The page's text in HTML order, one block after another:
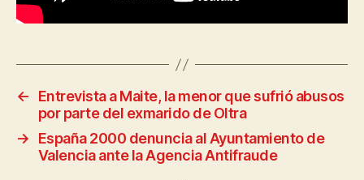
←
Entrevista a Maite, la menor que sufrió abusos
por parte del exmarido de Oltra
→
España 2000 denuncia al Ayuntamiento de
Valencia ante la Agencia Antifraude